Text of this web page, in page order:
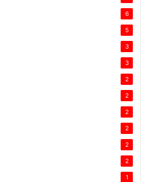
6
5
3
3
2
2
2
2
2
2
1